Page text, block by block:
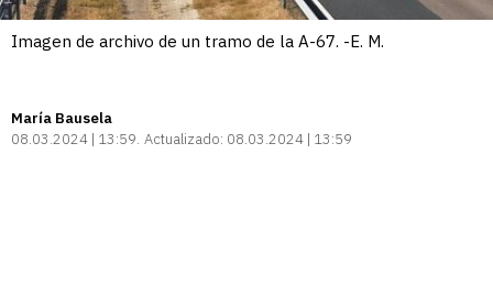
Imagen de archivo de un tramo de la A-67. -E. M.
María Bausela
08.03.2024 | 13:59 Actualizado: 08.03.2024 | 13:59